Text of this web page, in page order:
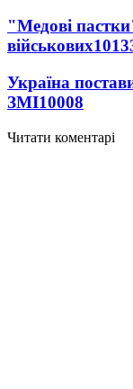
"Медові
військових
Україна
ЗМІ10008
Читати коментарі